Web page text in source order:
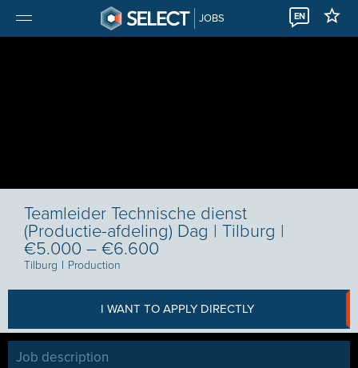
JOBS EN
Teamleider Technische dienst
(Productie-afdeling) Dag | Tilburg |
€5.000 – €6.600
Tilburg I Production
I WANT TO APPLY DIRECTLY
Job description